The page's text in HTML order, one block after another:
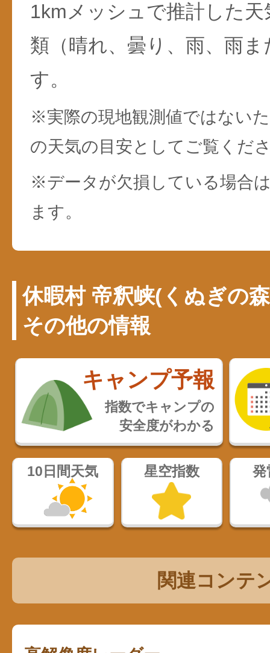
1kmメッシュで推計した
類（晴れ、曇り、雨、雨
す。
※実際の現地観測値ではない
の天気の目安としてご覧くだ
※データが欠損している場合
ます。
休暇村 帝釈峡(くぬぎの
その他の情報
キャンプ予報
指数でキャンプの
安全度がわかる
10日間天気 星空指数 発
関連コンテ